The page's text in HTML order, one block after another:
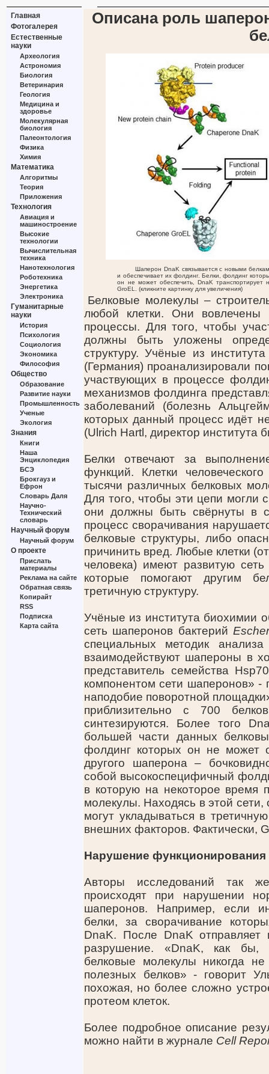
Главная
Фотогалерея
Естественные
науки
Археология
Астрономия
Биология
Ветеринария
Геология
Медицина и
здоровье
Молекулярная
биология
Палеонтология
Физика
Химия
Математика
Алгоритмы
Теория
Приложения
Технология
Авиация и
машиностроение
Высокие
технологии
Вычислительная
техника
Нанотехнология
Роботехника
Энергетика
Электроника
Гуманитарные
науки
История
Психология
Социология
Экономика
Философия
Общество
Образование
Развитие науки
Промышленность
Ученые
Экология
Знания
Книги
Наша
Энциклопедия
БСЭ
Брокгауз и
Ефрон
Словарь Даля
Научно-
Технический
словарь
Научный форум
Научный форум
О проекте
Прислать
материалы
Реклама на сайте
Обратная связь
Копирайт
RSS
Подписка
Карта сайта
Описана роль
Шаперон DnaK связывается с новыми
и обеспечивает их фолдинг. Белки, фолдинг
он не может обеспечить, DnaK транспортирует
GroEL. (кликните картинку для увеличения)
Белковые молекулы –
любой клетки. Они вовлечены
процессы. Для того, чтобы
должны быть уложены
структуру. Учёные из
(Германия) проанализировали
участвующих в процессе
механизмов фолдинга
заболеваний (болезнь
которых данный процесс идёт
(Ulrich Hartl, директор
Белки отвечают за
функций. Клетки
тысячи различных белковых
Для того, чтобы эти цепи могли
они должны быть свёрнуты в
процесс сворачивания
белковые структуры, либо
причинить вред. Любые клетки
человека) имеют развитую
которые помогают другим
третичную структуру.
Учёные из института биохимии
сеть шаперонов бактерий
специальных методик
взаимодействуют шапероны в
представитель семейства
компонентом сети шаперонов» -
наподобие поворотной
приблизительно с 700
синтезируются. Более того
большей части данных
фолдинг которых он не может
другого шаперона –
собой высокоспецифичный
в которую на некоторое время
молекулы. Находясь в этой
могут укладываться в
внешних факторов. Фактически,
Нарушение функционирования
Авторы исследований так
происходят при нарушении
шаперонов. Например, если
белки, за сворачивание
DnaK. После DnaK отправляет
разрушение. «DnaK, как бы,
белковые молекулы никогда
полезных белков» - говорит
похожая, но более сложно
протеом клеток.
Более подробное описание
можно найти в журнале Cell